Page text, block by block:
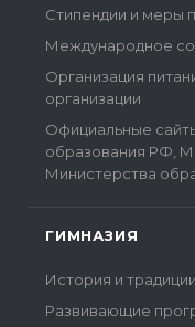
Стипендии и меры
Международное
Организация
организации
Официальные
образования РФ,
Министерства
ГИМНАЗИЯ
История и традиции
Развивающие